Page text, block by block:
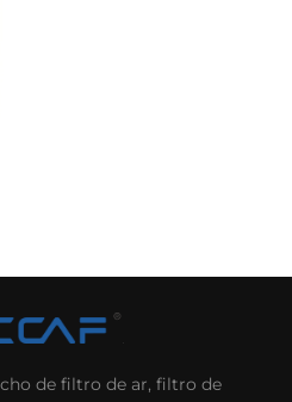
de filtro de ar, filtro de